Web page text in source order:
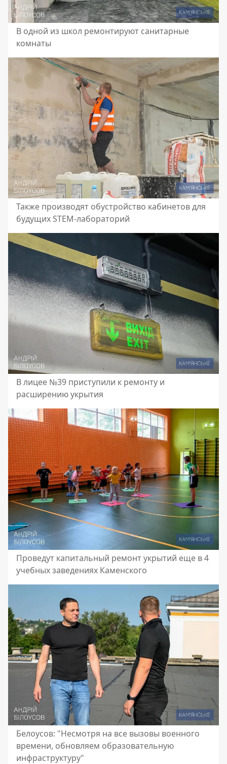
В одной из школ ремонтируют санитарные
комнаты
Также производят обустройство кабинетов для
будущих STEM-лабораторий
В лицее №39 приступили к ремонту и
расширению укрытия
Проведут капитальный ремонт укрытий еще в 4
учебных заведениях Каменского
Белоусов: "Несмотря на все вызовы военного
времени, обновляем образовательную
инфраструктуру"